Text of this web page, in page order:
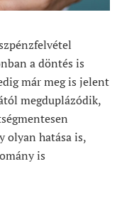
a döntés is
már meg is jelent
megduplázódik,
olyan hatása is,
is